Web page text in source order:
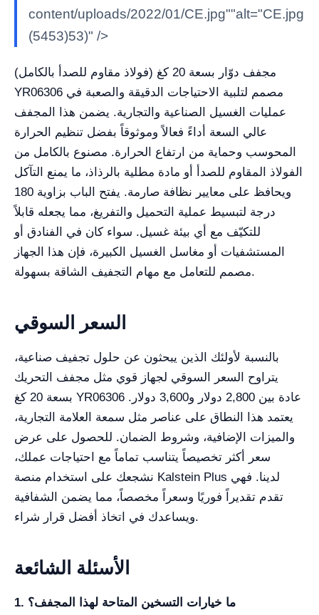
content/uploads/2022/01/CE.jpg""alt="CE.jpg
(5453)53)" />
مجفف دوّار بسعة 20 كغ (فولاذ مقاوم للصدأ بالكامل)
YR06306 مصمم لتلبية الاحتياجات الدقيقة والصعبة في
عمليات الغسيل الصناعية والتجارية. يضمن هذا المجفف
عالي السعة أداءً فعالاً وموثوقاً بفضل تنظيم الحرارة
المحوسب وحماية من ارتفاع الحرارة. مصنوع بالكامل من
الفولاذ المقاوم للصدأ أو مادة مطلية بالرذاذ، ما يمنع التآكل
ويحافظ على معايير نظافة صارمة. يفتح الباب بزاوية 180
درجة لتبسيط عملية التحميل والتفريغ، مما يجعله قابلاً
للتكيّف مع أي بيئة غسيل. سواء كان في الفنادق أو
المستشفيات أو مغاسل الغسيل الكبيرة، فإن هذا الجهاز
مصمم للتعامل مع مهام التجفيف الشاقة بسهولة.
السعر السوقي
بالنسبة لأولئك الذين يبحثون عن حلول تجفيف صناعية،
يتراوح السعر السوقي لجهاز قوي مثل مجفف التحريك
بسعة 20 كغ YR06306 عادة بين 2,800 دولار و3,600 دولار.
يعتمد هذا النطاق على عناصر مثل سمعة العلامة التجارية،
والميزات الإضافية، وشروط الضمان. للحصول على عرض
سعر أكثر تخصيصاً يتناسب تماماً مع احتياجات عملك،
نشجعك على استخدام منصة Kalstein Plus لدينا. فهي
تقدم تقديراً فوريًا وسعراً مخصصاً، مما يضمن الشفافية
ويساعدك في اتخاذ أفضل قرار شراء.
الأسئلة الشائعة
1. ما خيارات التسخين المتاحة لهذا المجفف؟